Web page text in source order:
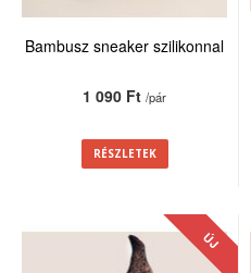
Bambusz sneaker szilikonnal
1 090 Ft/pár
RÉSZLETEK
ÚJ